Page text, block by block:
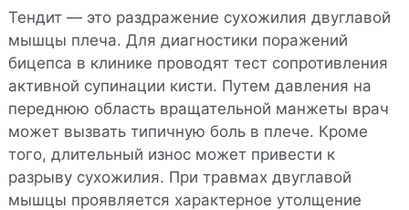
Тендит — это раздражение сухожилия двуглавой
мышцы плеча. Для диагностики поражений
бицепса в клинике проводят тест сопротивления
активной супинации кисти. Путем давления на
переднюю область вращательной манжеты врач
может вызвать типичную боль в плече. Кроме
того, длительный износ может привести к
разрыву сухожилия. При травмах двуглавой
мышцы проявляется характерное утолщение